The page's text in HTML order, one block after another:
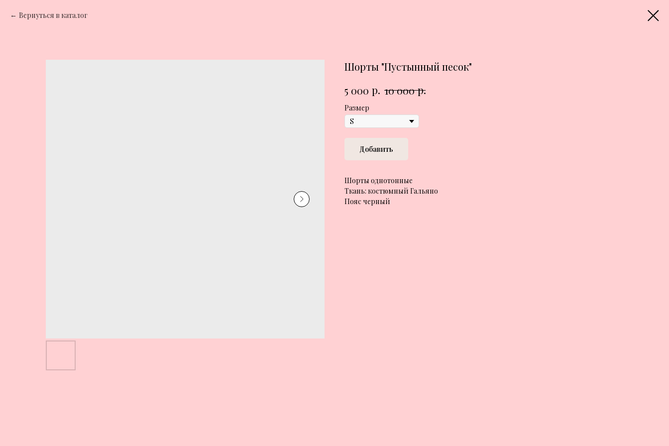
Вернуться в каталог
Шорты "Пустынный песок"
5 000 р. 10 000 р.
Размер
Добавить
Шорты однотонные
Ткань: костюмный Гальяно
Пояс черный